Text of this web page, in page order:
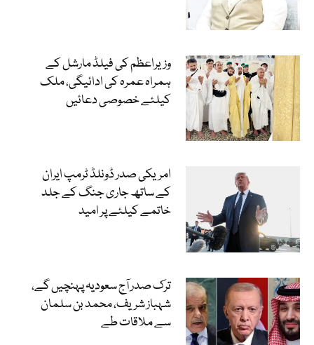
وزیراعظم کی فیلڈ مارشل کے
ہمراہ عمرہ کی ادائیگی، ملک
کیلئے خصوصی دعائیں
امریکی صدر ڈونلڈ ٹرمپ ایران
کے ساتھ جاری جنگ کے جلد
خاتمے کیلئے پر امید
ترک صدر آج سعودیہ پہنچیں گے،
شہباز شریف، محمد بن سلمان
سے ملاقات طے